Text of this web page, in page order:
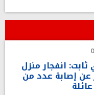
انفجار منزل
إصابة عدد من